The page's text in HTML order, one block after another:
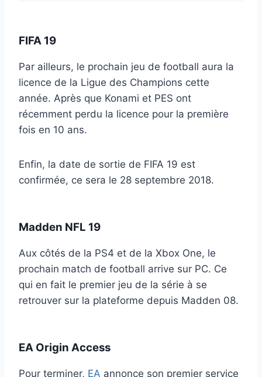
FIFA 19
Par ailleurs, le prochain jeu de football aura la
licence de la Ligue des Champions cette
année. Après que Konami et PES ont
récemment perdu la licence pour la première
fois en 10 ans.
Enfin, la date de sortie de FIFA 19 est
confirmée, ce sera le 28 septembre 2018.
Madden NFL 19
Aux côtés de la PS4 et de la Xbox One, le
prochain match de football arrive sur PC. Ce
qui en fait le premier jeu de la série à se
retrouver sur la plateforme depuis Madden 08.
EA Origin Access
Pour terminer, EA annonce son premier service